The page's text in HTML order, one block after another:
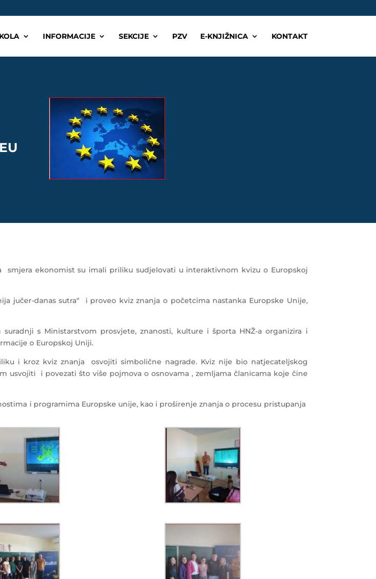
INFORMACIJE SEKCIJE PZV E-KNJIŽNICA KONTAKT
ekonomist su imali priliku sudjelovati u interaktivnom kvizu o Europskoj
jučer-danas sutra“ i proveo kviz znanja o početcima nastanka Europske Unije,
s Ministarstvom prosvjete, znanosti, kulture i športa HNŽ-a organizira i
o Europskoj Uniji.
i kroz kviz znanja osvojiti simbolične nagrade. Kviz nije bio natjecateljskog
usvojiti i povezati što više pojmova o osnovama , zemljama članicama koje čine
i programima Europske unije, kao i proširenje znanja o procesu pristupanja